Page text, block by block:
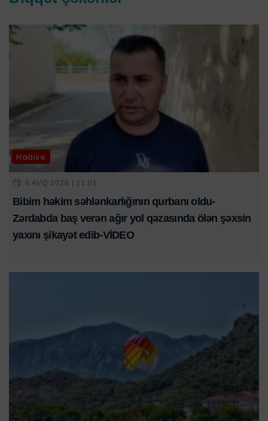
Hadisə
6 AVQ 2026 | 21:01
Bibim həkim səhlənkarlığının qurbanı oldu-
Zərdabda baş verən ağır yol qəzasında ölən şəxsin
yaxını şikayət edib-VİDEO